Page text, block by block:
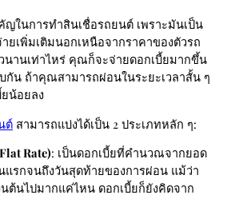
ในการทำสินเชื่อรถยนต์ เพราะมันเป็น
เพิ่มเติมนอกเหนือจากราคาของตัวรถ
นานเท่าไหร่ คุณก็จะจ่ายดอกเบี้ยมากขึ้น
กัน ถ้าคุณสามารถผ่อนในระยะเวลาสั้น ๆ
น้อยลง
ต์ สามารถแบ่งได้เป็น 2 ประเภทหลัก ๆ:
Rate): เป็นดอกเบี้ยที่คำนวณจากยอด
แรกจนถึงวันสุดท้ายของการผ่อน แม้ว่า
ต้นไปมากแค่ไหน ดอกเบี้ยก็ยังคิดจาก